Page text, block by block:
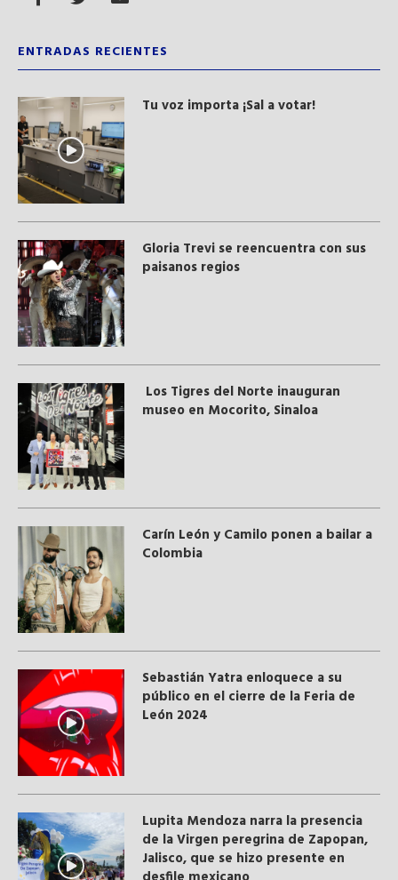
ENTRADAS RECIENTES
Tu voz importa ¡Sal a votar!
Gloria Trevi se reencuentra con sus
paisanos regios
Los Tigres del Norte inauguran
museo en Mocorito, Sinaloa
Carín León y Camilo ponen a bailar a
Colombia
Sebastián Yatra enloquece a su
público en el cierre de la Feria de
León 2024
Lupita Mendoza narra la presencia
de la Virgen peregrina de Zapopan,
Jalisco, que se hizo presente en